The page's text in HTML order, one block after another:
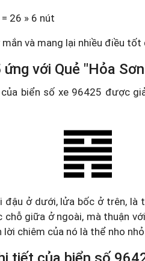
26 » 6 nút
và mang lại nhiều điều tốt
với Quẻ "Hỏa
biển số xe 96425 được
đậu ở dưới, lửa bốc ở trên, là
chỗ giữa ở ngoài, mà thuận
lời chiêm của nó là thể nho